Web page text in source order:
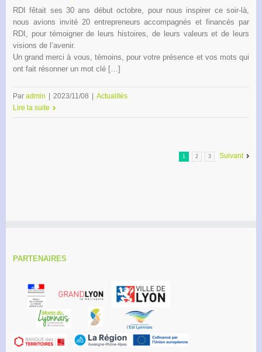
RDI fêtait ses 30 ans début octobre, pour nous inspirer ce soir-là,
nous avions invité 20 entrepreneurs accompagnés et financés par
RDI, pour témoigner de leurs histoires, de leurs valeurs et de leurs
visions de l’avenir.
Un grand merci à vous, témoins, pour votre présence et vos mots qui
ont fait résonner un mot clé […]
Par admin 2023/11/08
Actualités
Lire la suite
1 2 3 Suivant
PARTENAIRES